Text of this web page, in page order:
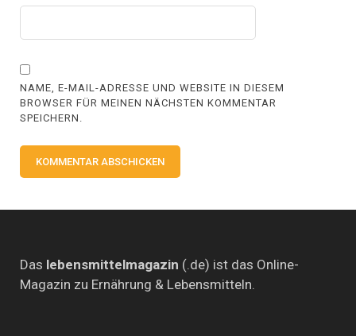
NAME, E-MAIL-ADRESSE UND WEBSITE IN DIESEM
BROWSER FÜR MEINEN NÄCHSTEN KOMMENTAR
SPEICHERN.
Das lebensmittelmagazin (.de) ist das Online-
Magazin zu Ernährung & Lebensmitteln.